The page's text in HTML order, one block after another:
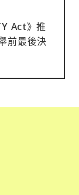
Act》推
前最後決